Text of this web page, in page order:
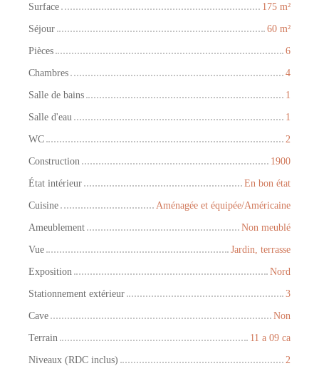
Surface
175 m²
Séjour
60 m²
Pièces
6
Chambres
4
Salle de bains
1
Salle d'eau
1
WC
2
Construction
1900
État intérieur
En bon état
Cuisine
Aménagée et équipée/Américaine
Ameublement
Non meublé
Vue
Jardin, terrasse
Exposition
Nord
Stationnement extérieur
3
Cave
Non
Terrain
11 a 09 ca
Niveaux (RDC inclus)
2